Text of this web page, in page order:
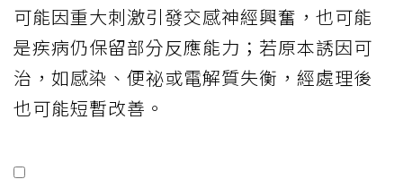
可能因重大刺激引發交感神經興奮，也可能
是疾病仍保留部分反應能力；若原本誘因可
治，如感染、便祕或電解質失衡，經處理後
也可能短暫改善。